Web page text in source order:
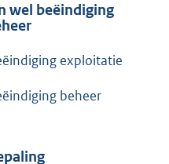
wel beëindiging
exploitatie
beheer